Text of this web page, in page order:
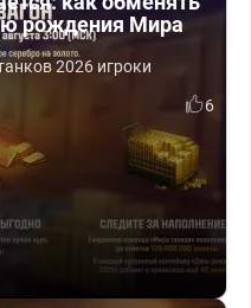
рождения Мира
2026 игроки
6